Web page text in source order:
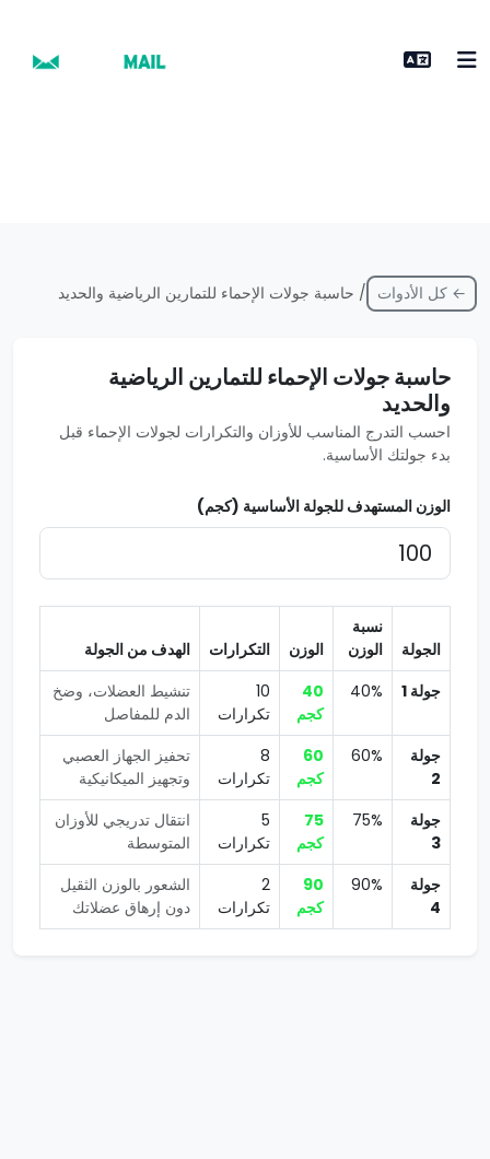
← كل الأدوات / حاسبة جولات الإحماء للتمارين الرياضية والحديد
حاسبة جولات الإحماء للتمارين الرياضية
والحديد
احسب التدرج المناسب للأوزان والتكرارات لجولات الإحماء قبل
بدء جولتك الأساسية.
الوزن المستهدف للجولة الأساسية (كجم)
الجولة
نسبة
الوزن
الوزن التكرارات
الهدف من الجولة
جولة 1
40%
40
كجم
10
تكرارات
تنشيط العضلات، وضخ
الدم للمفاصل
جولة
2
60%
60
كجم
8
تكرارات
تحفيز الجهاز العصبي
وتجهيز الميكانيكية
جولة
3
75%
75
كجم
5
تكرارات
انتقال تدريجي للأوزان
المتوسطة
جولة
4
90%
90
كجم
2
تكرارات
الشعور بالوزن الثقيل
دون إرهاق عضلاتك